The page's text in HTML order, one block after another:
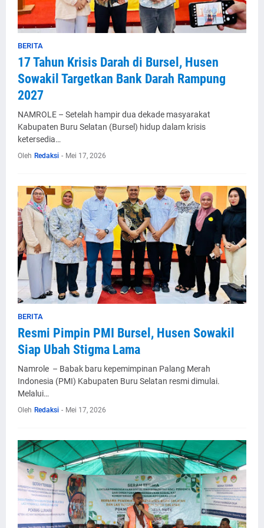
BERITA
17 Tahun Krisis Darah di Bursel, Husen
Sowakil Targetkan Bank Darah Rampung
2027
NAMROLE – Setelah hampir dua dekade masyarakat
Kabupaten Buru Selatan (Bursel) hidup dalam krisis
ketersedia…
Oleh Redaksi - Mei 17, 2026
BERITA
Resmi Pimpin PMI Bursel, Husen Sowakil
Siap Ubah Stigma Lama
Namrole – Babak baru kepemimpinan Palang Merah
Indonesia (PMI) Kabupaten Buru Selatan resmi dimulai.
Melalui…
Oleh Redaksi - Mei 17, 2026